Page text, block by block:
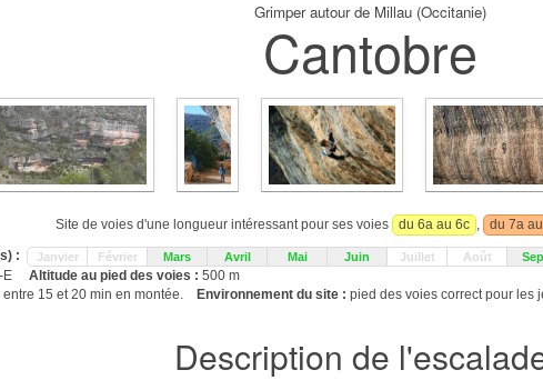
Grimper autour de Millau (Occitanie)
Cantobre
Site de voies d'une longueur intéressant pour ses voies du 6a au 6c , du 7a
: Janvier Février Mars Avril Mai Juin Juillet Août
E Altitude au pied des voies : 500 m
entre 15 et 20 min en montée. Environnement du site : pied des voies correct pour les
Description de